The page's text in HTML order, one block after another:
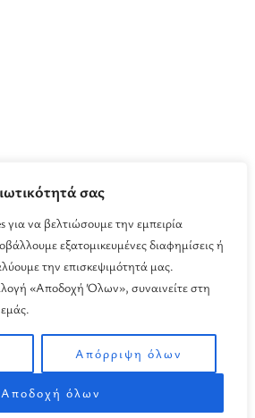
σας
για να βελτιώσουμε την εμπειρία
εξατομικευμένες διαφημίσεις ή
την επισκεψιμότητά μας.
«Αποδοχή Όλων», συναινείτε στη
Απόρριψη όλων
Αποδοχή όλων